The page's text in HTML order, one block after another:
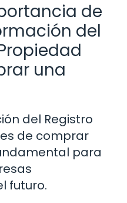
de
del
una
del Registro
de comprar
para
futuro.